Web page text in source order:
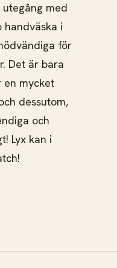
med
handväska i
för
Det är bara
en mycket
dessutom,
och
Lyx kan i